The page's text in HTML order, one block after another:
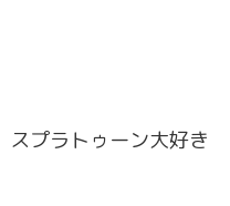
スプラトゥーン大好き